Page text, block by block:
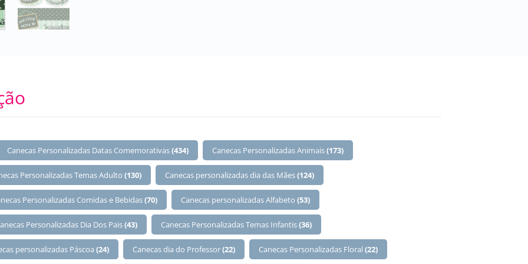
Canecas Personalizadas Datas Comemorativas(434) Canecas Personalizadas Animais(173)
Personalizadas Temas Adulto (130) Canecas personalizadas dia das Mães(124)
Personalizadas Comidas e Bebidas(70) Canecas personalizadas Alfabeto (53)
Personalizadas Dia Dos Pais(43) Canecas Personalizadas Temas Infantis(36)
personalizadas Páscoa (24) Canecas dia do Professor(22) Canecas Personalizadas Floral (22)